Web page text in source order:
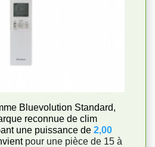
Bluevolution Standard,
reconnue de clim
une puissance de 2,00
pour une pièce de 15 à